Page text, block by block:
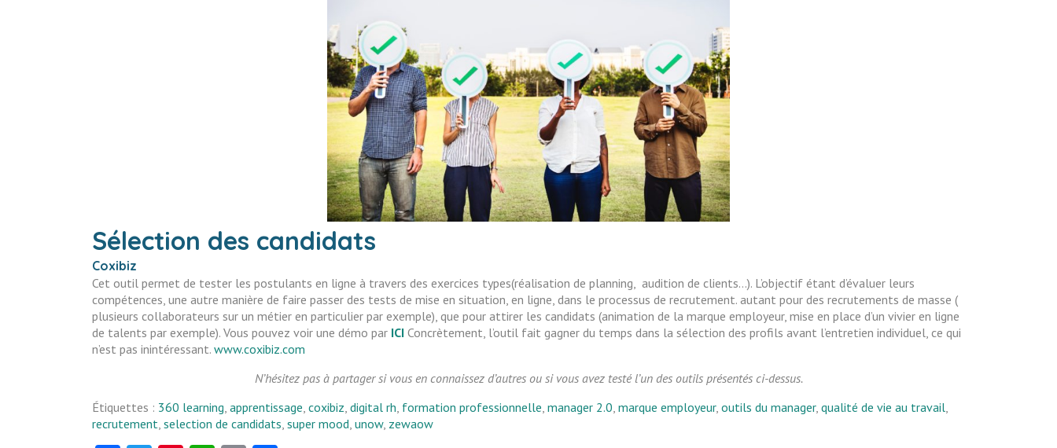
Sélection des candidats
Coxibiz
Cet outil permet de tester les postulants en ligne à travers des exercices types(réalisation de planning, audition de clients…). L’objectif étant d’évaluer leurs
compétences, une autre manière de faire passer des tests de mise en situation, en ligne, dans le processus de recrutement. autant pour des recrutements de masse (
plusieurs collaborateurs sur un métier en particulier par exemple), que pour attirer les candidats (animation de la marque employeur, mise en place d’un vivier en ligne
de talents par exemple). Vous pouvez voir une démo par ICI Concrètement, l’outil fait gagner du temps dans la sélection des profils avant l’entretien individuel, ce qui
n’est pas inintéressant. www.coxibiz.com
N’hésitez pas à partager si vous en connaissez d’autres ou si vous avez testé l’un des outils présentés ci-dessus.
Étiquettes : 360 learning, apprentissage, coxibiz, digital rh, formation professionnelle, manager 2.0, marque employeur, outils du manager, qualité de vie au travail,
recrutement, selection de candidats, super mood, unow, zewaow